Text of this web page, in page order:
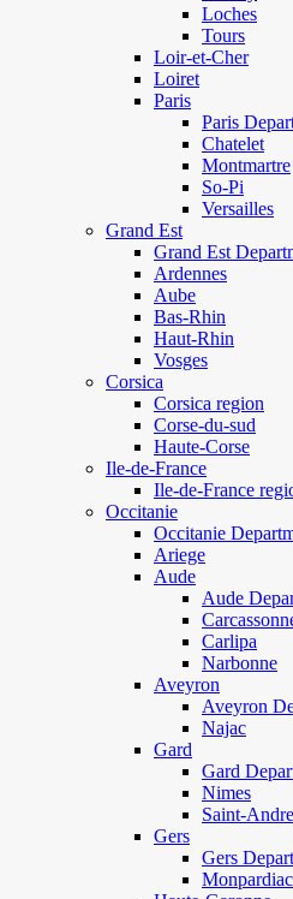
Loches
Tours
Loir-et-Cher
Loiret
Paris
Paris
Chatelet
Montmartre
So-Pi
Versailles
Grand Est
Grand Est
Ardennes
Aube
Bas-Rhin
Haut-Rhin
Vosges
Corsica
Corsica region
Corse-du-sud
Haute-Corse
Ile-de-France
Ile-de-France
Occitanie
Occitanie
Ariege
Aude
Aude
Carlipa
Narbonne
Aveyron
Aveyron
Najac
Gard
Gard
Nimes
Saint-
Gers
Gers
Monpardiac